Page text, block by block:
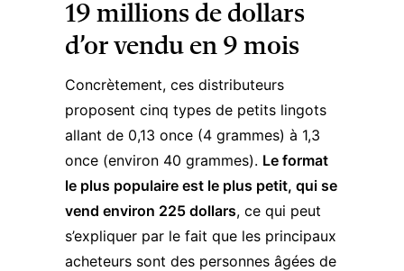
19 millions de dollars
d’or vendu en 9 mois
Concrètement, ces distributeurs
proposent cinq types de petits lingots
allant de 0,13 once (4 grammes) à 1,3
once (environ 40 grammes). Le format
le plus populaire est le plus petit, qui se
vend environ 225 dollars, ce qui peut
s’expliquer par le fait que les principaux
acheteurs sont des personnes âgées de